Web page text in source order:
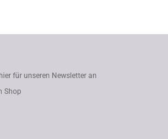
für unseren Newsletter an
Shop